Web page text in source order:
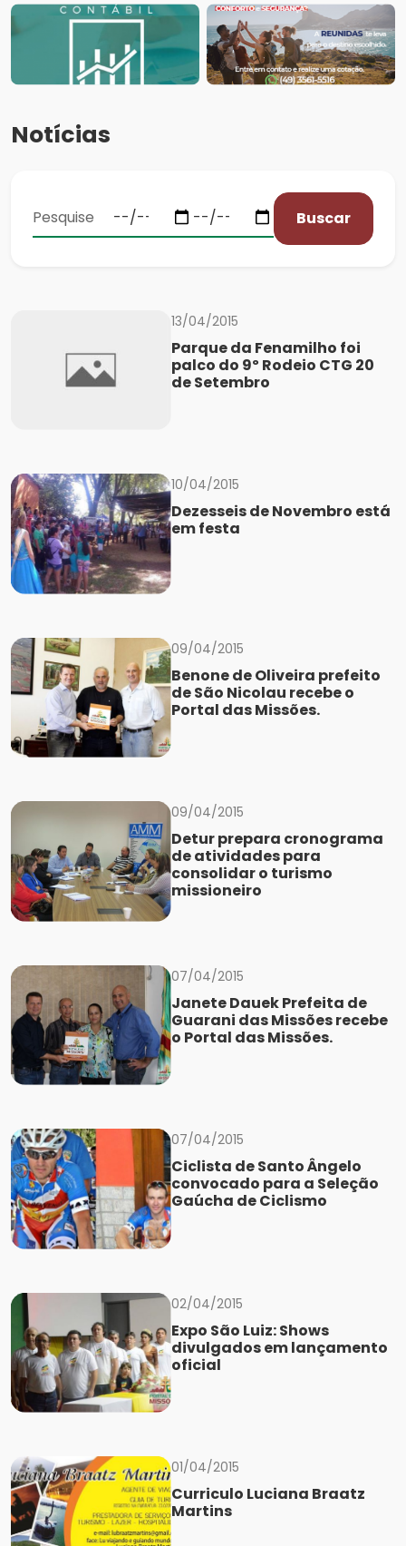
Notícias
Buscar
13/04/2015
Parque da Fenamilho foi
palco do 9º Rodeio CTG 20
de Setembro
10/04/2015
Dezesseis de Novembro está
em festa
09/04/2015
Benone de Oliveira prefeito
de São Nicolau recebe o
Portal das Missões.
09/04/2015
Detur prepara cronograma
de atividades para
consolidar o turismo
missioneiro
07/04/2015
Janete Dauek Prefeita de
Guarani das Missões recebe
o Portal das Missões.
07/04/2015
Ciclista de Santo Ângelo
convocado para a Seleção
Gaúcha de Ciclismo
02/04/2015
Expo São Luiz: Shows
divulgados em lançamento
oficial
01/04/2015
Curriculo Luciana Braatz
Martins